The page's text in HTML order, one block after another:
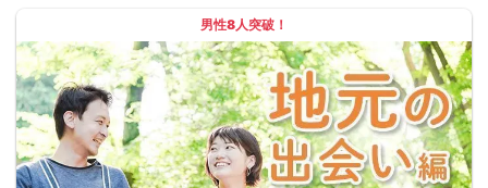
男性8人突破！